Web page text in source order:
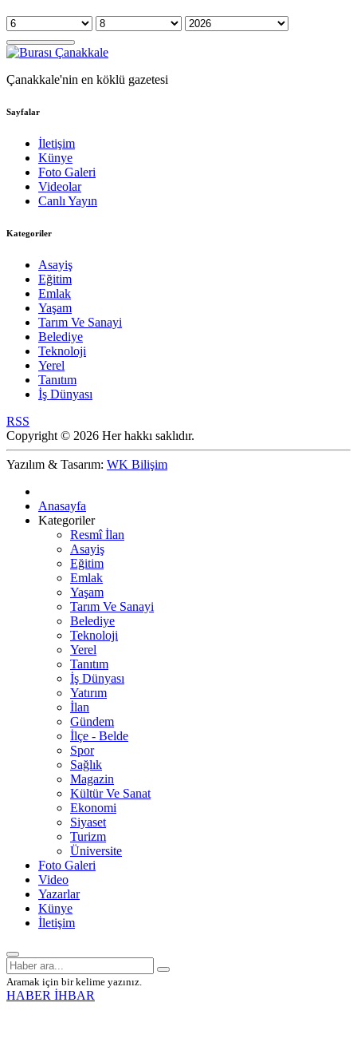
Çanakkale'nin en köklü gazetesi
Sayfalar
İletişim
Künye
Foto Galeri
Videolar
Canlı Yayın
Kategoriler
Asayiş
Eğitim
Emlak
Yaşam
Tarım Ve Sanayi
Belediye
Teknoloji
Yerel
Tanıtım
İş Dünyası
RSS
Copyright © 2026 Her hakkı saklıdır.
Yazılım & Tasarım: WK Bilişim
Anasayfa
Kategoriler
Resmî İlan
Asayiş
Eğitim
Emlak
Yaşam
Tarım Ve Sanayi
Belediye
Teknoloji
Yerel
Tanıtım
İş Dünyası
Yatırım
İlan
Gündem
İlçe - Belde
Spor
Sağlık
Magazin
Kültür Ve Sanat
Ekonomi
Siyaset
Turizm
Üniversite
Foto Galeri
Video
Yazarlar
Künye
İletişim
Aramak için bir kelime yazınız.
HABER İHBAR